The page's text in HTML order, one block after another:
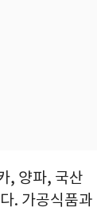
, 양파, 국산
. 가공식품과